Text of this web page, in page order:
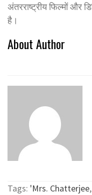
अंतरराष्ट्रीय फिल्मों और
है।
About Author
Tags: 'Mrs. Chatterjee,